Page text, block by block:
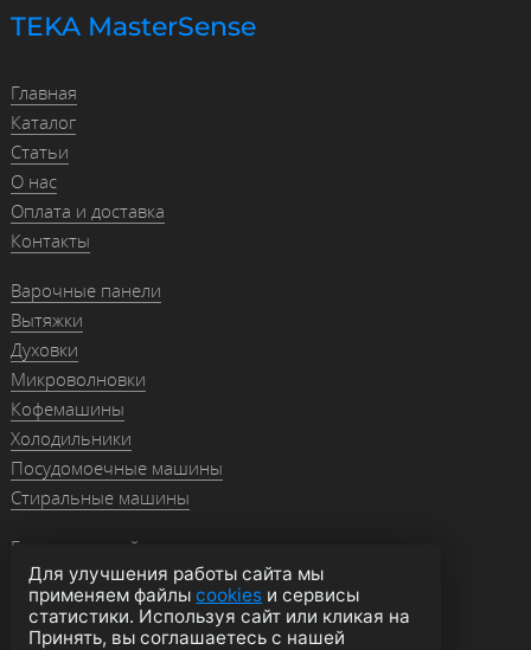
TEKA MasterSense
Главная
Каталог
Статьи
О нас
Оплата и доставка
Контакты
Варочные панели
Вытяжки
Духовки
Микроволновки
Кофемашины
Холодильники
Посудомоечные машины
Стиральные машины
Гранитные мойки
Мойки из нержавейки
Смесители
Аксессуары
Для улучшения работы сайта мы
применяем файлыcookies и сервисы
статистики. Используя сайт или кликая на
Принять, вы соглашаетесь с нашей